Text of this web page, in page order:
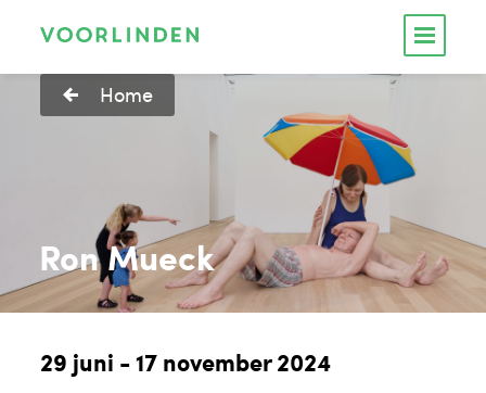
Home
Ron Mueck
29 juni - 17 november 2024